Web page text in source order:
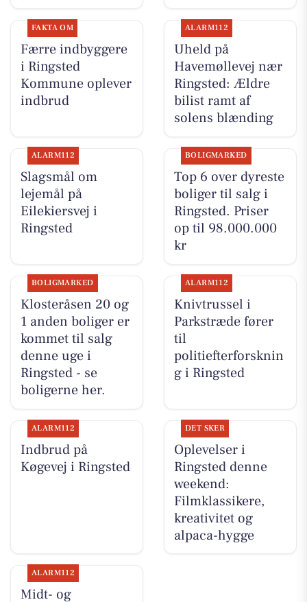
FAKTA OM
Færre indbyggere
i Ringsted
Kommune oplever
indbrud
ALARM112
Uheld på
Havemøllevej nær
Ringsted: Ældre
bilist ramt af
solens blænding
ALARM112
Slagsmål om
lejemål på
Eilekiersvej i
Ringsted
BOLIGMARKED
Top 6 over dyreste
boliger til salg i
Ringsted. Priser
op til 98.000.000
kr
BOLIGMARKED
Klosteråsen 20 og
1 anden boliger er
kommet til salg
denne uge i
Ringsted - se
boligerne her.
ALARM112
Knivtrussel i
Parkstræde fører
til
politiefterforsknin
g i Ringsted
ALARM112
Indbrud på
Køgevej i Ringsted
DET SKER
Oplevelser i
Ringsted denne
weekend:
Filmklassikere,
kreativitet og
alpaca-hygge
ALARM112
Midt- og